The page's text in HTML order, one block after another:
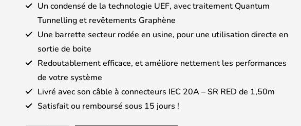
Un condensé de la technologie UEF, avec traitement Quantum
Tunnelling et revêtements Graphène
Une barrette secteur rodée en usine, pour une utilisation directe en
sortie de boite
Redoutablement efficace, et améliore nettement les performances
de votre système
Livré avec son câble à connecteurs IEC 20A – SR RED de 1,50m
Satisfait ou remboursé sous 15 jours !